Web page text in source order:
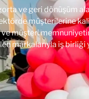
ve geri dönüşüm
müşterilerine
müşteri
markalarıyla iş birliği